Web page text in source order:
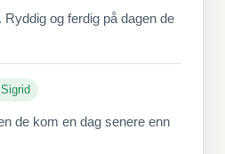
Ryddig og ferdig på dagen de
de kom en dag senere enn